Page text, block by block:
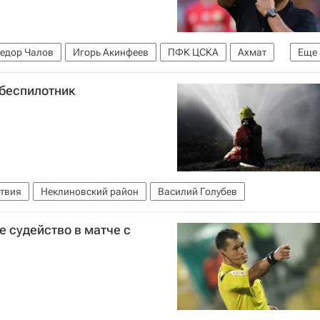
Еще
Чалов Игорь Акинфеев ПФК ЦСКА
Ахмат
РПЛ 2026-2027 (Чемпионат России по футболу)
Неклиновский район Василий Голубев
судейство в матче с